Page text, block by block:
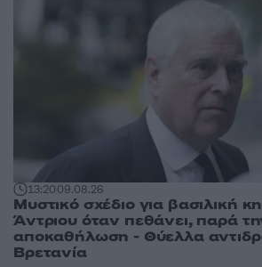
13:2009.08.26
Μυστικό σχέδιο για βασιλική
Άντριου όταν πεθάνει, παρά
αποκαθήλωση - Θύελλα
Βρετανία